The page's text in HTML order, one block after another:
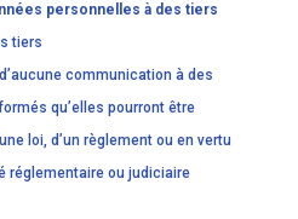
personnelles à des tiers
tiers
communication à des
qu’elles pourront être
loi, d’un règlement ou en vertu
réglementaire ou judiciaire